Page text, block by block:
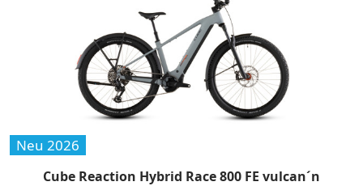
Neu 2026
Cube Reaction Hybrid Race 800 FE vulcan´n